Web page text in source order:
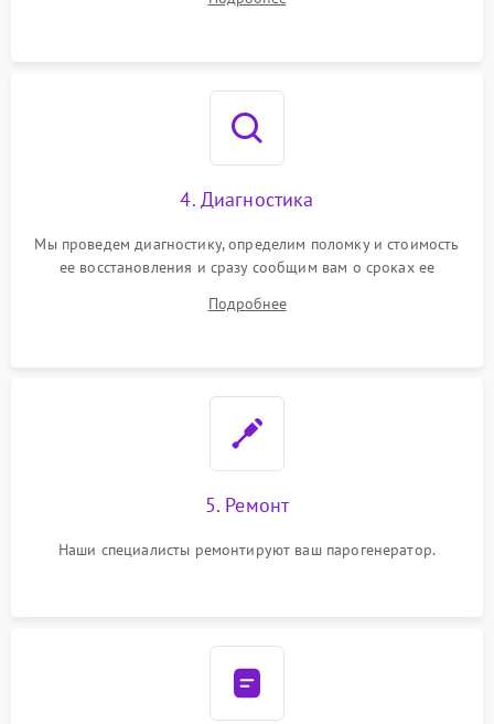
4. Диагностика
Мы проведем диагностику, определим поломку и стоимость
ее восстановления и сразу сообщим вам о сроках ее
Подробнее
5. Ремонт
Наши специалисты ремонтируют ваш парогенератор.